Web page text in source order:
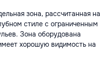
зона, рассчитанная на
стиле с ограниченным
Зона оборудована
хорошую видимость на